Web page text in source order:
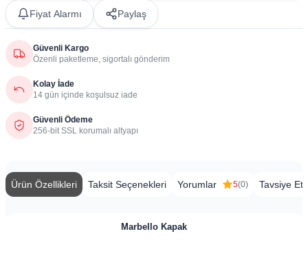
Fiyat Alarmı Paylaş
Güvenli Kargo
Özenli paketleme, sigortalı gönderim
Kolay İade
14 gün içinde koşulsuz iade
Güvenli Ödeme
256-bit SSL korumalı altyapı
Ürün Özellikleri Taksit Seçenekleri Yorumlar 5(0) Tavsiye Et
Marbello Kapak